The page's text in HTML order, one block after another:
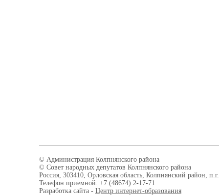
© Администрация Колпнянского района
© Совет народных депутатов Колпнянского района
Россия, 303410, Орловская область, Колпнянский район,
Телефон приемной: +7 (48674) 2-17-71
Разработка сайта - Центр интернет-образования